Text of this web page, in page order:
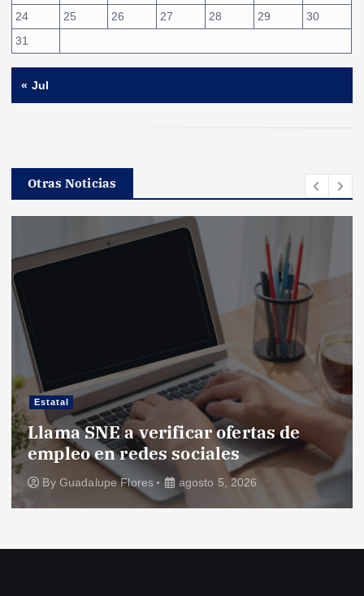
24
25 26 27 28 29
30
31
« Jul
Otras Noticias
Estatal
Llama SNE a verificar ofertas de
empleo en redes sociales
By Guadalupe Flores agosto 5, 2026